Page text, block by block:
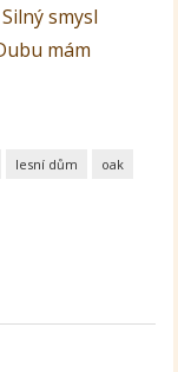
smysl
mám
lesní dům oak